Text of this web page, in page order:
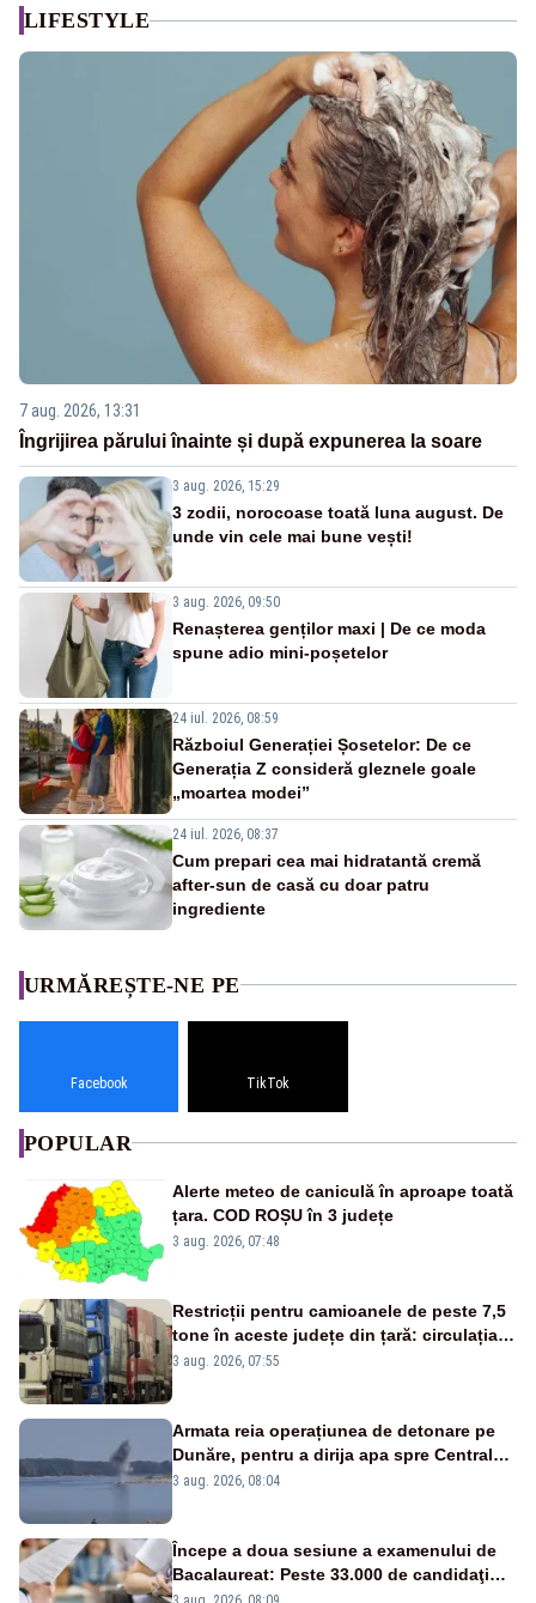
LIFESTYLE
7 aug. 2026, 13:31
Îngrijirea părului înainte și după expunerea la soare
3 aug. 2026, 15:29
3 zodii, norocoase toată luna august. De
unde vin cele mai bune vești!
3 aug. 2026, 09:50
Renașterea genților maxi | De ce moda
spune adio mini-poșetelor
24 iul. 2026, 08:59
Războiul Generației Șosetelor: De ce
Generația Z consideră gleznele goale
„moartea modei”
24 iul. 2026, 08:37
Cum prepari cea mai hidratantă cremă
after-sun de casă cu doar patru
ingrediente
URMĂREȘTE-NE PE
Facebook TikTok
POPULAR
Alerte meteo de caniculă în aproape toată
țara. COD ROȘU în 3 județe
3 aug. 2026, 07:48
Restricții pentru camioanele de peste 7,5
tone în aceste județe din țară: circulația
este interzisă luni, între orele 12:00 și
3 aug. 2026, 07:55
Armata reia operațiunea de detonare pe
Dunăre, pentru a dirija apa spre Centrala
Cernavodă
3 aug. 2026, 08:04
Începe a doua sesiune a examenului de
Bacalaureat: Peste 33.000 de candidaţi
înscrişi